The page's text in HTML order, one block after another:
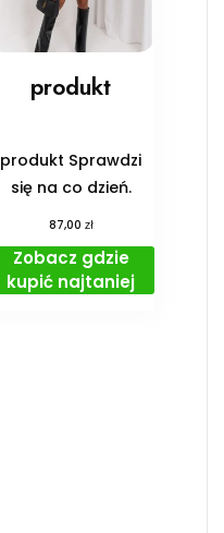
produkt
produkt Sprawdzi
się na co dzień.
87,00 zł
Zobacz gdzie
kupić najtaniej